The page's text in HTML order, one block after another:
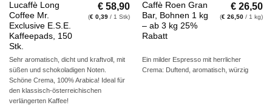
Lucaffè Long
Coffee Mr.
Exclusive E.S.E.
Kaffeepads, 150
Stk.
€ 58,90
(€ 0,39 / 1 Stk)
Sehr aromatisch, dicht und kraftvoll, mit
süßen und schokoladigen Noten.
Schöne Crema, 100% Arabica! Ideal für
den klassisch-österreichischen
verlängerten Kaffee!
Caffè Roen Gran
Bar, Bohnen 1 kg
– ab 3 kg 25%
Rabatt
€ 26,50
(€ 26,50 / 1 kg)
Ein milder Espresso mit herrlicher
Crema: Duftend, aromatisch, würzig